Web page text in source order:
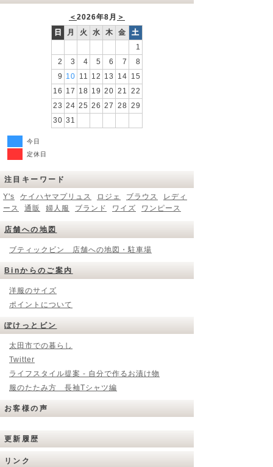
＜ 2026年8月 ＞
日
月 火 水 木 金
土
1
2
3 4 5 6 7
8
9 10 11 12 13 14 15
16 17 18 19 20 21 22
23 24 25 26 27 28 29
30 31
今日
定休日
注目キーワード
Y's
ケイハヤマプリュス ロジェ ブラウス
レディ
ース
通販 婦人服 ブランド ワイズ ワンピース
店舗への地図
ブティックビン 店舗への地図・駐車場
Binからのご案内
洋服のサイズ
ポイントについて
ぽけっとビン
太田市での暮らし
Twitter
ライフスタイル提案 - 自分で作るお漬け物
服のたたみ方 長袖Tシャツ編
お客様の声
更新履歴
リンク